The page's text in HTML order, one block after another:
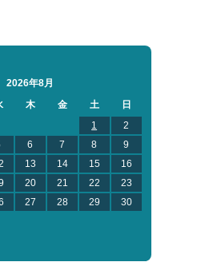
2026年8月
木 金 土
日
1
2
6 7 8
9
13 14 15
16
20 21 22
23
27 28 29
30